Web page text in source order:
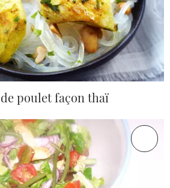
poulet façon thaï